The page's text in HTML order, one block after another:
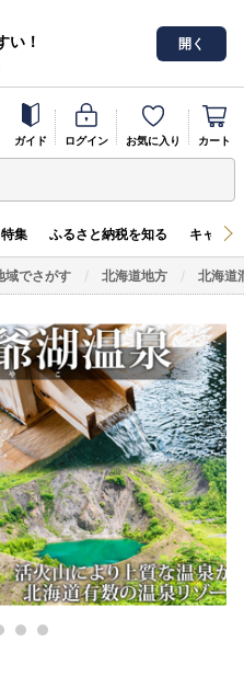
い！
開く
ガイド ログイン お気に入り カート
特集 ふるさと納税を知る キャン
域でさがす 北海道地方 北海道